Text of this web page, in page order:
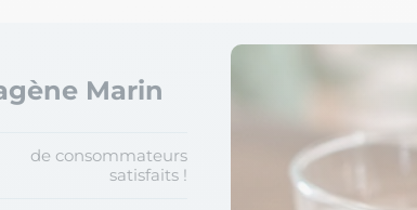
Marin
de consommateurs
satisfaits !